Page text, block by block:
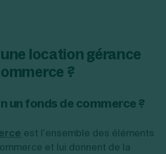
location gérance
?
un fonds de commerce ?
est l’ensemble des éléments
et lui donnent de la